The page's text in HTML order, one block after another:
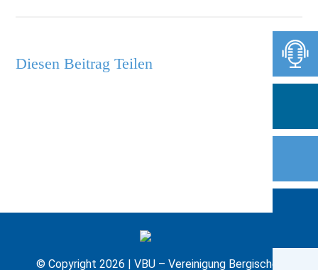
Diesen Beitrag Teilen
© Copyright 2026 | VBU – Vereinigung Bergischer